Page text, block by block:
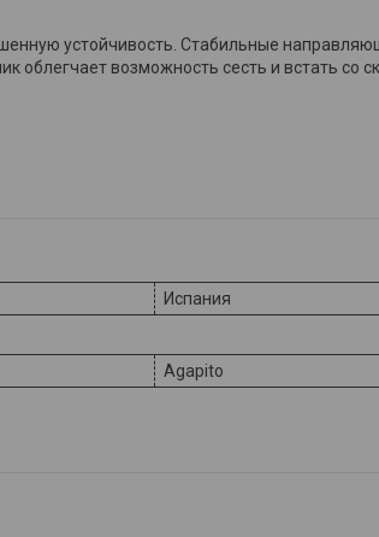
устойчивость. Стабильные
облегчает возможность сесть и встать со
Испания
Agapito